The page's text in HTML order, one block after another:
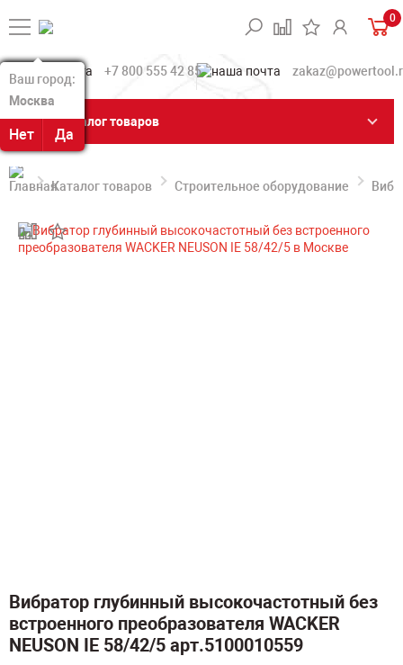
Ваш город:
Москва
Нет Да
Ваш город:
Москва
Нет Да
0
+7 800 555 42 85
Каталог товаров
Каталог товаров Строительное оборудование
Вибратор глубинный высокочастотный без
встроенного преобразователя WACKER
NEUSON IE 58/42/5 арт.5100010559